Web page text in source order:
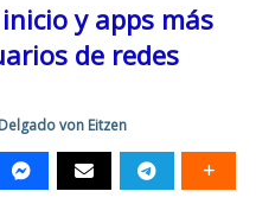
y apps más
de redes
von Eitzen